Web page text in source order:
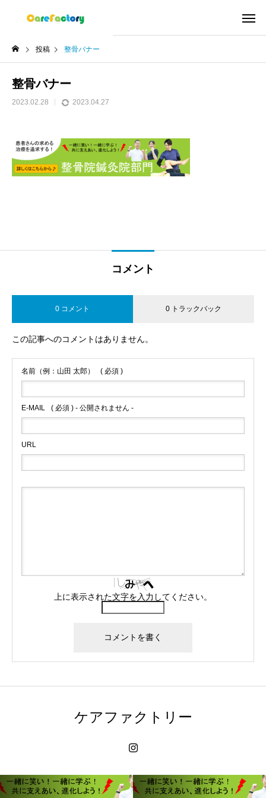
投稿 整骨バナー
整骨バナー
2023.02.28 2023.04.27
コメント
0 コメント 0 トラックバック
この記事へのコメントはありません。
名前（例：山田 太郎） ( 必須 )
E-MAIL ( 必須 ) - 公開されません -
URL
上に表示された文字を入力してください。
ケアファクトリー